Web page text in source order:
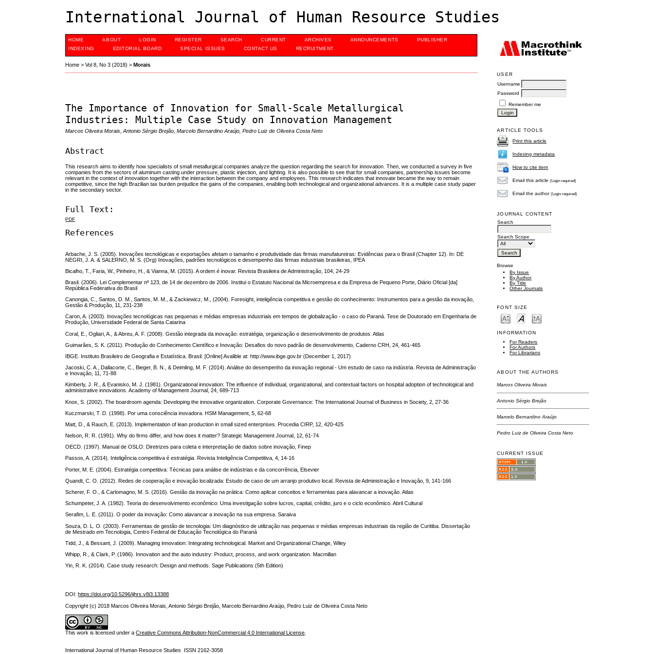
International Journal of Human Resource Studies
USER
Username
Password
Remember me
ARTICLE TOOLS
Print this article
Indexing metadata
How to cite item
Email this article(Login required)
Email the author(Login required)
JOURNAL CONTENT
Search
Search Scope
Browse
By Issue
By Author
By Title
Other Journals
FONT SIZE
INFORMATION
For Readers
For Authors
For Librarians
ABOUT THE AUTHORS
Marcos Oliveira Morais
Antonio Sérgio Brejão
Marcelo Bernardino Araújo
Pedro Luiz de Oliveira Costa Neto
CURRENT ISSUE
HOME ABOUT LOGIN REGISTER SEARCH CURRENT ARCHIVES ANNOUNCEMENTS
PUBLISHER
INDEXING
EDITORIAL BOARD SPECIAL ISSUES CONTACT US RECRUITMENT
Home >Vol 8, No 3 (2018) >Morais
The Importance of Innovation for Small-Scale Metallurgical
Industries: Multiple Case Study on Innovation Management
Marcos Oliveira Morais, Antonio Sérgio Brejão, Marcelo Bernardino Araújo, Pedro Luiz de Oliveira Costa Neto
Abstract
This research aims to identify how specialists of small metallurgical companies analyze the question regarding the search for innovation. Then, we conducted a survey in five
companies from the sectors of aluminum casting under pressure, plastic injection, and lighting. It is also possible to see that for small companies, partnership issues become
relevant in the context of innovation together with the interaction between the company and employees. This research indicates that innovate became the way to remain
competitive, since the high Brazilian tax burden prejudice the gains of the companies, enabling both technological and organizational advances. It is a multiple case study paper
in the secondary sector.
Full Text:
PDF
References
Arbache, J. S. (2005). Inovações tecnológicas e exportações afetam o tamanho e produtividade das firmas manufatureiras: Evidências para o Brasil (Chapter 12). In: DE
NEGRI, J. A. & SALERNO, M. S. (Org) Inovações, padrões tecnológicos e desempenho das firmas industriais brasileiras, IPEA
Bicalho, T., Faria, W., Pinheiro, H., & Vianna, M. (2015). A ordem é inovar. Revista Brasileira de Administração, 104, 24-29
Brasil. (2006). Lei Complementar nº 123, de 14 de dezembro de 2006. Institui o Estatuto Nacional da Microempresa e da Empresa de Pequeno Porte, Diário Oficial [da]
República Federativa do Brasil
Canongia, C., Santos, D. M., Santos, M. M., & Zackiewicz, M., (2004). Foresight, inteligência competitiva e gestão do conhecimento: Instrumentos para a gestão da inovação,
Gestão & Produção, 11, 231-238
Caron, A. (2003). Inovações tecnológicas nas pequenas e médias empresas industriais em tempos de globalização - o caso do Paraná. Tese de Doutorado em Engenharia de
Produção, Universidade Federal de Santa Catarina
Coral, E., Ogliari, A., & Abreu, A. F. (2008). Gestão integrada da inovação: estratégia, organização e desenvolvimento de produtos. Atlas
Guimarães, S. K. (2011). Produção do Conhecimento Científico e Inovação: Desafios do novo padrão de desenvolvimento, Caderno CRH, 24, 461-465
IBGE. Instituto Brasileiro de Geografia e Estatística. Brasil. [Online] Avalible at: http://www.ibge.gov.br (December 1, 2017)
Jacoski, C. A., Dallacorte, C., Bieger, B. N., & Deimling, M. F. (2014). Análise do desempenho da inovação regional - Um estudo de caso na indústria. Revista de Administração
e Inovação, 11, 71-88
Kimberly, J. R., & Evanisko, M. J. (1981). Organizational innovation: The influence of individual, organizational, and contextual factors on hospital adoption of technological and
administrative innovations. Academy of Management Journal, 24, 689-713
Knox, S. (2002). The boardroom agenda: Developing the innovative organization. Corporate Governance: The International Journal of Business in Society, 2, 27-36
Kuczmarski, T. D. (1998). Por uma consciência inovadora. HSM Management, 5, 62-68
Matt, D., & Rauch, E. (2013). Implementation of lean production in small sized enterprises. Procedia CIRP, 12, 420-425
Nelson, R. R. (1991). Why do firms differ, and how does it matter? Strategic Management Journal, 12, 61-74
OECD. (1997). Manual de OSLO: Diretrizes para coleta e interpretação de dados sobre inovação, Finep
Passos, A. (2014). Inteligência competitiva é estratégia. Revista Inteligência Competitiva, 4, 14-16
Porter, M. E. (2004). Estratégia competitiva: Técnicas para análise de indústrias e da concorrência, Elsevier
Quandt, C. O. (2012). Redes de cooperação e inovação localizada: Estudo de caso de um arranjo produtivo local. Revista de Administração e Inovação, 9, 141-166
Scherer, F. O., & Carlomagno, M. S. (2016). Gestão da inovação na prática: Como aplicar conceitos e ferramentas para alavancar a inovação. Atlas
Schumpeter, J. A. (1982). Teoria do desenvolvimento econômico: Uma investigação sobre lucros, capital, crédito, juro e o ciclo econômico. Abril Cultural
Serafim, L. E. (2011). O poder da inovação: Como alavancar a inovação na sua empresa. Saraiva
Souza, D. L. O. (2003). Ferramentas de gestão de tecnologia: Um diagnóstico de utilização nas pequenas e médias empresas industriais da região de Curitiba. Dissertação
de Mestrado em Tecnologia, Centro Federal de Educação Tecnológica do Paraná
Tidd, J., & Bessant, J. (2009). Managing innovation: Integrating technological. Market and Organizational Change, Wiley
Whipp, R., & Clark, P. (1986). Innovation and the auto industry: Product, process, and work organization. Macmillan
Yin, R. K. (2014). Case study research: Design and methods. Sage Publications (5th Edition)
DOI: https://doi.org/10.5296/ijhrs.v8i3.13388
Copyright (c) 2018 Marcos Oliveira Morais, Antonio Sérgio Brejão, Marcelo Bernardino Araújo, Pedro Luiz de Oliveira Costa Neto
This work is licensed under aCreative Commons Attribution-NonCommercial 4.0 International License
International Journal of Human Resource Studies ISSN 2162-3058